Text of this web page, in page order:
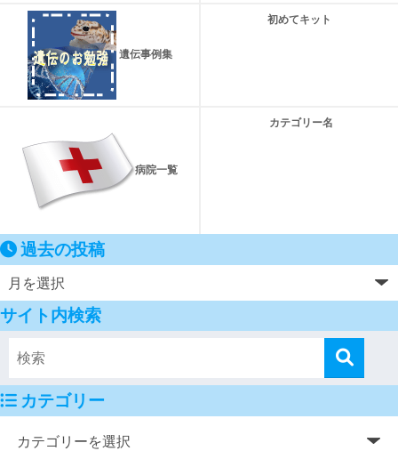
遺伝事例集
初めてキット
病院一覧
カテゴリー名
過去の投稿
サイト内検索
カテゴリー